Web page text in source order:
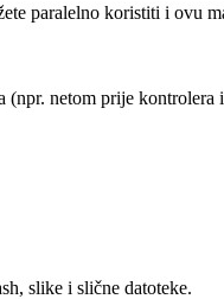
paralelno koristiti i ovu
(npr. netom prije kontrolera
slike i slične datoteke.